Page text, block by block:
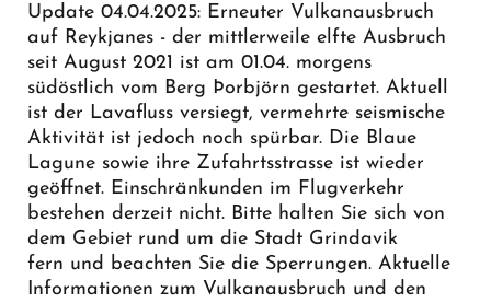
Update 04.04.2025: Erneuter Vulkanausbruch
auf Reykjanes - der mittlerweile elfte Ausbruch
seit August 2021 ist am 01.04. morgens
südöstlich vom Berg Þorbjörn gestartet. Aktuell
ist der Lavafluss versiegt, vermehrte seismische
Aktivität ist jedoch noch spürbar. Die Blaue
Lagune sowie ihre Zufahrtsstrasse ist wieder
geöffnet. Einschränkunden im Flugverkehr
bestehen derzeit nicht. Bitte halten Sie sich von
dem Gebiet rund um die Stadt Grindavik
fern und beachten Sie die Sperrungen. Aktuelle
Informationen zum Vulkanausbruch und den